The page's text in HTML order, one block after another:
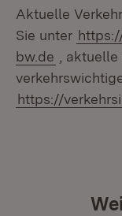
Aktuelle
Sie unter
bw.de
,
https://